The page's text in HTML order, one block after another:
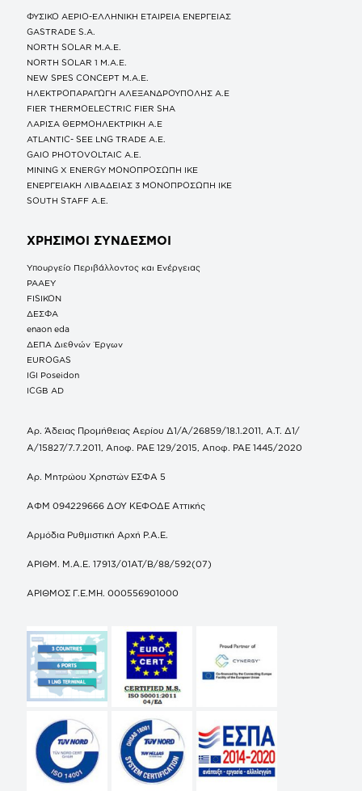
ΦΥΣΙΚΟ ΑΕΡΙΟ-ΕΛΛΗΝΙΚΗ ΕΤΑΙΡΕΙΑ ΕΝΕΡΓΕΙΑΣ
GASTRADE S.A.
NORTH SOLAR M.Α.Ε.
NORTH SOLAR 1 M.Α.Ε.
NEW SPES CONCEPT Μ.Α.Ε.
ΗΛΕΚΤΡΟΠΑΡΑΓΩΓΗ ΑΛΕΞΑΝΔΡΟΥΠΟΛΗΣ A.E
FIER THERMOELECTRIC FIER SHA
ΛΑΡΙΣΑ ΘΕΡΜΟΗΛΕΚΤΡΙΚΗ A.E
ATLANTIC- SEE LNG TRADE A.E.
GAIO PHOTOVOLTAIC Α.Ε.
MINING X ENERGY ΜΟΝΟΠΡΟΣΩΠΗ ΙΚΕ
ΕΝΕΡΓΕΙΑΚΗ ΛΙΒΑΔΕΙΑΣ 3 ΜΟΝΟΠΡΟΣΩΠΗ ΙΚΕ
SOUTH STAFF Α.Ε.
ΧΡΗΣΙΜΟΙ ΣΥΝΔΕΣΜΟΙ
Υπουργείο Περιβάλλοντος και Ενέργειας
ΡΑΑΕΥ
FISIKON
ΔΕΣΦΑ
enaon eda
ΔΕΠΑ Διεθνών Έργων
EUROGAS
IGI Poseidon
ICGB AD
Αρ. Άδειας Προμήθειας Αερίου Δ1/Α/26859/18.1.2011, Α.Τ. Δ1/
Α/15827/7.7.2011, Αποφ. ΡΑΕ 129/2015, Αποφ. ΡΑΕ 1445/2020
Αρ. Μητρώου Χρηστών ΕΣΦΑ 5
ΑΦΜ 094229666 ΔΟΥ ΚΕΦΟΔΕ Αττικής
Αρμόδια Ρυθμιστική Αρχή Ρ.Α.Ε.
ΑΡΙΘΜ. Μ.Α.Ε. 17913/01ΑΤ/Β/88/592(07)
ΑΡΙΘΜΟΣ Γ.Ε.ΜΗ. 000556901000